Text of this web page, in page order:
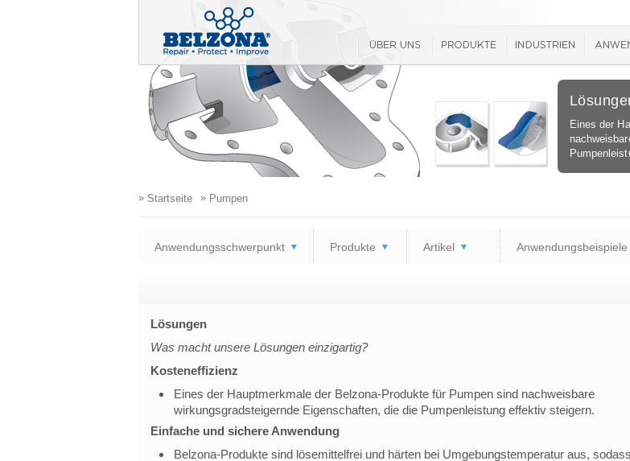
Eines der
»Startseite »Pumpen
Anwendungsschwerpunkt Produkte Artikel Anwendungsbeispiele
Lösungen
Was macht unsere Lösungen einzigartig?
Kosteneffizienz
Eines der Hauptmerkmale der Belzona-Produkte für Pumpen sind nachweisbare
wirkungsgradsteigernde Eigenschaften, die die Pumpenleistung effektiv steigern.
Einfache und sichere Anwendung
Belzona-Produkte sind lösemittelfrei und härten bei Umgebungstemperatur aus, sodass